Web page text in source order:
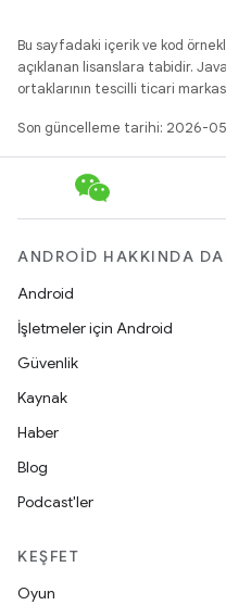
Bu sayfadaki içerik ve kod
açıklanan lisanslara tabidir.
ortaklarının tescilli ticari
Son güncelleme tarihi: 2026-
ANDROID HAKKINDA
Android
İşletmeler için Android
Güvenlik
Kaynak
Haber
Blog
Podcast'ler
KEŞFET
Oyun